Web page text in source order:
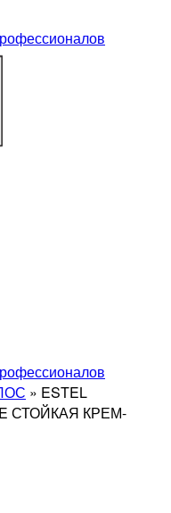
» ESTEL
СТОЙКАЯ КРЕМ-